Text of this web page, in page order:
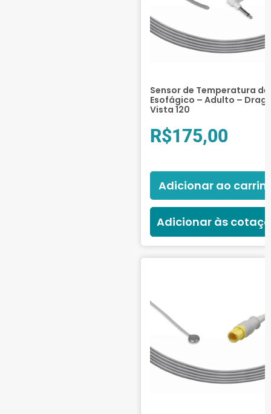
Sensor de Temperatura de
Esofágico – Adulto –
Vista 120
R$175,00
Adicionar ao
Adicionar às